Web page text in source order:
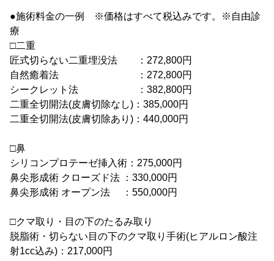
●施術料金の一例 ※価格はすべて税込みです。※自由診
療
□二重
匠式切らない二重埋没法 ：272,800円
自然癒着法 ：272,800円
シークレット法 ：382,800円
二重全切開法(皮膚切除なし)：385,000円
二重全切開法(皮膚切除あり)：440,000円
□鼻
シリコンプロテーゼ挿入術：275,000円
鼻尖形成術 クローズド法 ：330,000円
鼻尖形成術 オープン法 ：550,000円
□クマ取り・目の下のたるみ取り
脱脂術・切らない目の下のクマ取り手術(ヒアルロン酸注
射1cc込み)：217,000円